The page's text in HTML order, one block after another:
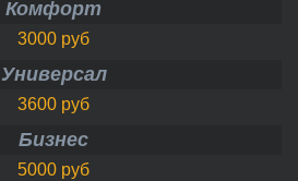
Комфорт
3000 руб
Универсал
3600 руб
Бизнес
5000 руб